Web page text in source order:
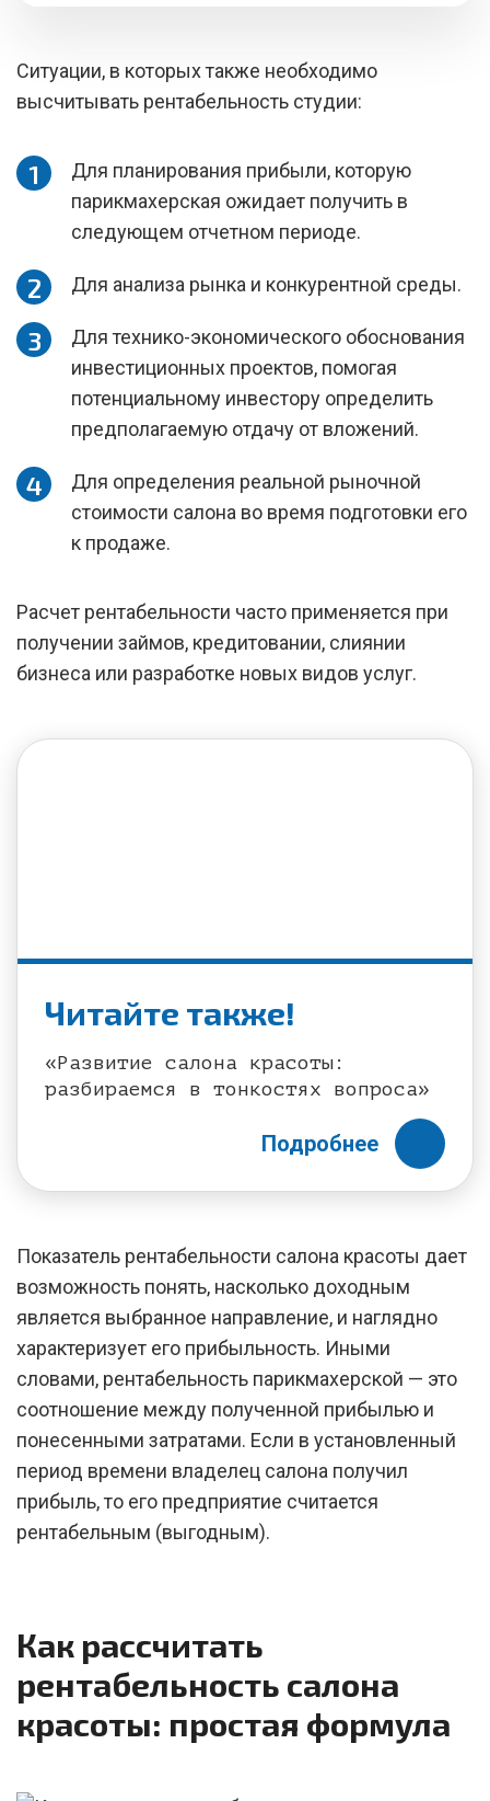
Ситуации, в которых также необходимо
высчитывать рентабельность студии:
Для планирования прибыли, которую
парикмахерская ожидает получить в
следующем отчетном периоде.
Для анализа рынка и конкурентной среды.
Для технико-экономического обоснования
инвестиционных проектов, помогая
потенциальному инвестору определить
предполагаемую отдачу от вложений.
Для определения реальной рыночной
стоимости салона во время подготовки его
к продаже.
Расчет рентабельности часто применяется при
получении займов, кредитовании, слиянии
бизнеса или разработке новых видов услуг.
Читайте также!
«Развитие салона красоты:
разбираемся в тонкостях вопроса»
Подробнее
Показатель рентабельности салона красоты дает
возможность понять, насколько доходным
является выбранное направление, и наглядно
характеризует его прибыльность. Иными
словами, рентабельность парикмахерской — это
соотношение между полученной прибылью и
понесенными затратами. Если в установленный
период времени владелец салона получил
прибыль, то его предприятие считается
рентабельным (выгодным).
Как рассчитать
рентабельность салона
красоты: простая формула